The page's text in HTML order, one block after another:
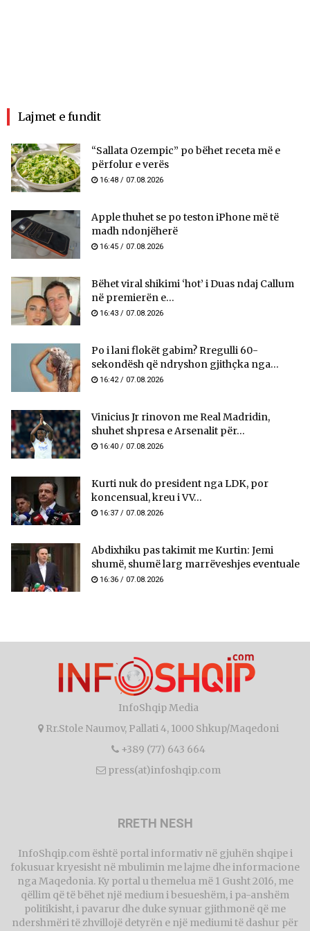
Lajmet e fundit
“Sallata Ozempic” po bëhet receta më e
përfolur e verës
16:48 / 07.08.2026
Apple thuhet se po teston iPhone më të
madh ndonjëherë
16:45 / 07.08.2026
Bëhet viral shikimi ‘hot’ i Duas ndaj Callum
në premierën e...
16:43 / 07.08.2026
Po i lani flokët gabim? Rregulli 60-
sekondësh që ndryshon gjithçka nga...
16:42 / 07.08.2026
Vinicius Jr rinovon me Real Madridin,
shuhet shpresa e Arsenalit për...
16:40 / 07.08.2026
Kurti nuk do president nga LDK, por
koncensual, kreu i VV...
16:37 / 07.08.2026
Abdixhiku pas takimit me Kurtin: Jemi
shumë, shumë larg marrëveshjes eventuale
16:36 / 07.08.2026
InfoShqip Media
Rr.Stole Naumov, Pallati 4, 1000 Shkup/Maqedoni
+389 (77) 643 664
press(at)infoshqip.com
RRETH NESH
InfoShqip.com është portal informativ në gjuhën shqipe i
fokusuar kryesisht në mbulimin me lajme dhe informacione
nga Maqedonia. Ky portal u themelua më 1 Gusht 2016, me
qëllim që të bëhet një medium i besueshëm, i pa-anshëm
politikisht, i pavarur dhe duke synuar gjithmonë që me
ndershmëri të zhvillojë detyrën e një mediumi të dashur për